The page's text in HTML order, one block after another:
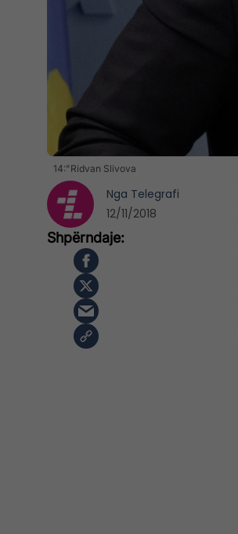
14:"Ridvan Slivova
Nga Telegrafi
12/11/2018